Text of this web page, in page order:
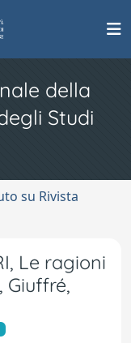
della
Studi
su Rivista
Le ragioni
Giuffré,